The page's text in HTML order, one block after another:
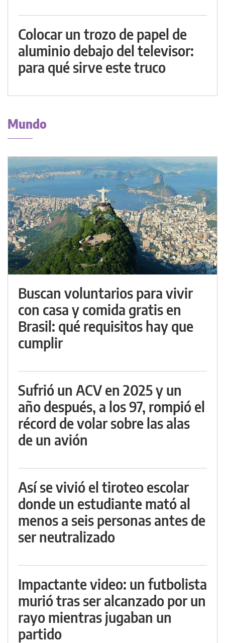
Colocar un trozo de papel de
aluminio debajo del televisor:
para qué sirve este truco
Mundo
Buscan voluntarios para vivir
con casa y comida gratis en
Brasil: qué requisitos hay que
cumplir
Sufrió un ACV en 2025 y un
año después, a los 97, rompió el
récord de volar sobre las alas
de un avión
Así se vivió el tiroteo escolar
donde un estudiante mató al
menos a seis personas antes de
ser neutralizado
Impactante video: un futbolista
murió tras ser alcanzado por un
rayo mientras jugaban un
partido